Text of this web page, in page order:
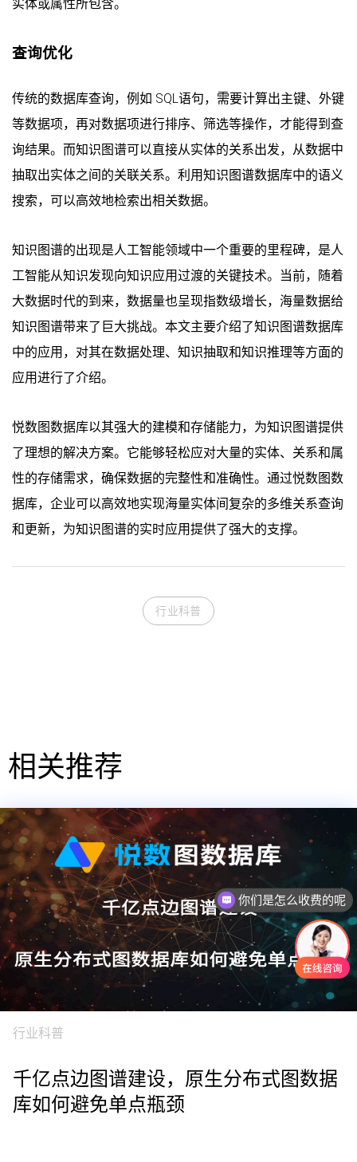
实体或属性所包含。
查询优化
传统的数据库查询，例如 SQL语句，需要计算出主键、外键
等数据项，再对数据项进行排序、筛选等操作，才能得到查
询结果。而知识图谱可以直接从实体的关系出发，从数据中
抽取出实体之间的关联关系。利用知识图谱数据库中的语义
搜索，可以高效地检索出相关数据。
知识图谱的出现是人工智能领域中一个重要的里程碑，是人
工智能从知识发现向知识应用过渡的关键技术。当前，随着
大数据时代的到来，数据量也呈现指数级增长，海量数据给
知识图谱带来了巨大挑战。本文主要介绍了知识图谱数据库
中的应用，对其在数据处理、知识抽取和知识推理等方面的
应用进行了介绍。
悦数图数据库以其强大的建模和存储能力，为知识图谱提供
了理想的解决方案。它能够轻松应对大量的实体、关系和属
性的存储需求，确保数据的完整性和准确性。通过悦数图数
据库，企业可以高效地实现海量实体间复杂的多维关系查询
和更新，为知识图谱的实时应用提供了强大的支撑。
行业科普
相关推荐
行业科普
千亿点边图谱建设，原生分布式图数据
库如何避免单点瓶颈
你们是怎么收费的呢